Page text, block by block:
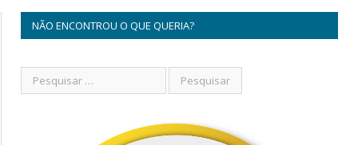
NÃO ENCONTROU O QUE QUERIA?